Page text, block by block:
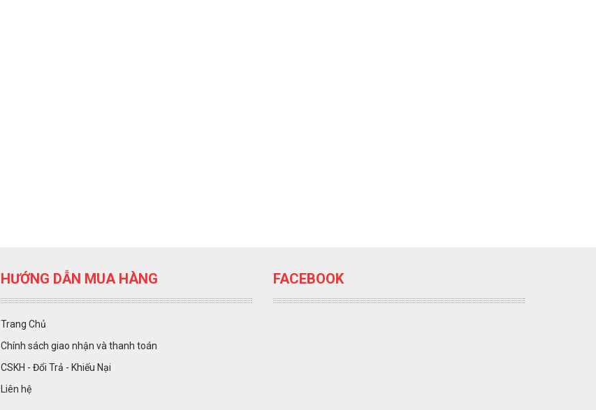
HƯỚNG DẪN MUA HÀNG
Trang Chủ
Chính sách giao nhận và thanh toán
CSKH - Đổi Trả - Khiếu Nại
Liên hệ
FACEBOOK